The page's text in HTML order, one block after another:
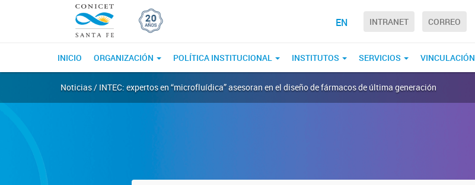
EN INTRANET CORREO
INICIO ORGANIZACIÓN POLÍTICA INSTITUCIONAL INSTITUTOS SERVICIOS VINCULACIÓN
Noticias / INTEC: expertos en “microfluídica” asesoran en el diseño de fármacos de última generación